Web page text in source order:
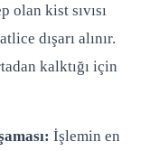
olan kist sıvısı
dışarı alınır.
kalktığı için
İşlemin en